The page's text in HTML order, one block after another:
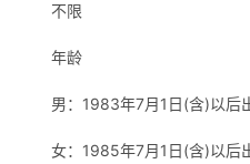
不限
年龄
男：1983年7月1日(含)以后
女：1985年7月1日(含)以后